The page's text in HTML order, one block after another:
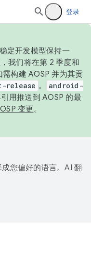
登录
定开发模型保持一
我们将在第 2 季度和
构建 AOSP 并为其贡
release 。
android-
用推送到 AOSP 的最
变更。
您偏好的语言。AI 翻